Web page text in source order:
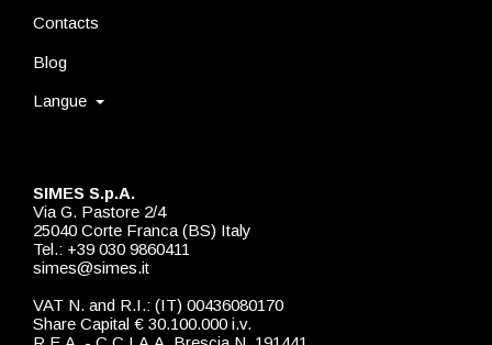
SIMES S.p.A.
Via G. Pastore 2/4
25040 Corte Franca (BS) Italy
Tel.: +39 030 9860411
simes@simes.it
VAT N. and R.I.: (IT) 00436080170
Share Capital € 30.100.000 i.v.
Contacts
Blog
Langue